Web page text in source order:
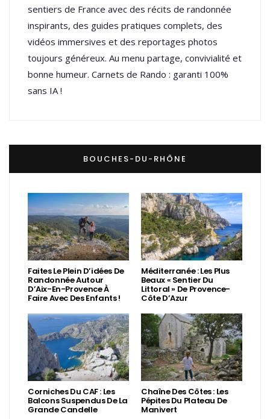
sentiers de France avec des récits de randonnée
inspirants, des guides pratiques complets, des
vidéos immersives et des reportages photos
toujours généreux. Au menu partage, convivialité et
bonne humeur. Carnets de Rando : garanti 100%
sans IA !
BOUCHES-DU-RHÔNE
Faites Le Plein D’idées De
Randonnée Autour
D’Aix-En-Provence À
Faire Avec Des Enfants !
Méditerranée : Les Plus
Beaux « Sentier Du
Littoral » De Provence-
Côte D’Azur
Corniches Du CAF : Les
Balcons Suspendus De La
Grande Candelle
Chaîne Des Côtes : Les
Pépites Du Plateau De
Manivert